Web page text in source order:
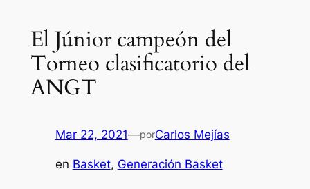
El Júnior campeón del
Torneo clasificatorio del
ANGT
Mar 22, 2021—porCarlos Mejías
en Basket, Generación Basket